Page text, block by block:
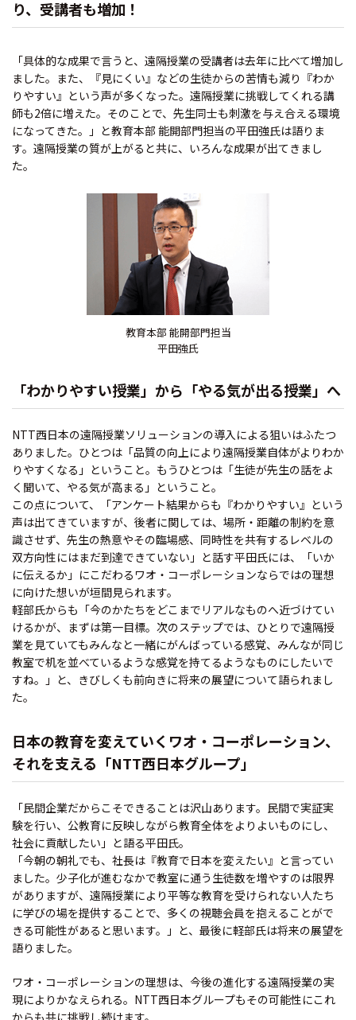
り、受講者も増加！
「具体的な成果で言うと、遠隔授業の受講者は去年に比べて増加し
ました。また、『見にくい』などの生徒からの苦情も減り『わか
りやすい』という声が多くなった。遠隔授業に挑戦してくれる講
師も2倍に増えた。そのことで、先生同士も刺激を与え合える環境
になってきた。」と教育本部 能開部門担当の平田強氏は語りま
す。遠隔授業の質が上がると共に、いろんな成果が出てきまし
た。
教育本部 能開部門担当
平田強氏
「わかりやすい授業」から「やる気が出る授業」へ
NTT西日本の遠隔授業ソリューションの導入による狙いはふたつ
ありました。ひとつは「品質の向上により遠隔授業自体がよりわか
りやすくなる」ということ。もうひとつは「生徒が先生の話をよ
く聞いて、やる気が高まる」ということ。
この点について、「アンケート結果からも『わかりやすい』という
声は出てきていますが、後者に関しては、場所・距離の制約を意
識させず、先生の熱意やその臨場感、同時性を共有するレベルの
双方向性にはまだ到達できていない」と話す平田氏には、「いか
に伝えるか」にこだわるワオ・コーポレーションならではの理想
に向けた想いが垣間見られます。
軽部氏からも「今のかたちをどこまでリアルなものへ近づけてい
けるかが、まずは第一目標。次のステップでは、ひとりで遠隔授
業を見ていてもみんなと一緒にがんばっている感覚、みんなが同じ
教室で机を並べているような感覚を持てるようなものにしたいで
すね。」と、きびしくも前向きに将来の展望について語られまし
た。
日本の教育を変えていくワオ・コーポレーション、
それを支える「NTT西日本グループ」
「民間企業だからこそできることは沢山あります。民間で実証実
験を行い、公教育に反映しながら教育全体をよりよいものにし、
社会に貢献したい」と語る平田氏。
「今朝の朝礼でも、社長は『教育で日本を変えたい』と言ってい
ました。少子化が進むなかで教室に通う生徒数を増やすのは限界
がありますが、遠隔授業により平等な教育を受けられない人たち
に学びの場を提供することで、多くの視聴会員を抱えることがで
きる可能性があると思います。」と、最後に軽部氏は将来の展望を
語りました。
ワオ・コーポレーションの理想は、今後の進化する遠隔授業の実
現によりかなえられる。NTT西日本グループもその可能性にこれ
からも共に挑戦し続けます。